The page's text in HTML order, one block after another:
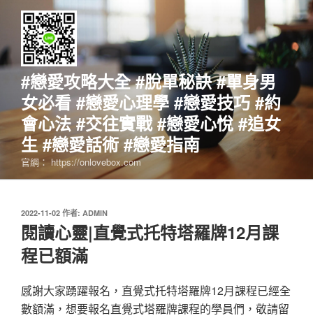
要
#戀愛攻略大全 #脫單秘訣 #單身男
女必看 #戀愛心理學 #戀愛技巧 #約
會心法 #交往實戰 #戀愛心悅 #追女
生 #戀愛話術 #戀愛指南
官網： https://onlovebox.com
發
佈
於
2022-11-02 作者: ADMIN
閱讀心靈|直覺式托特塔羅牌12月課
程已額滿
感謝大家踴躍報名，直覺式托特塔羅牌12月課程已經全
數額滿，想要報名直覺式塔羅牌課程的學員們，敬請留